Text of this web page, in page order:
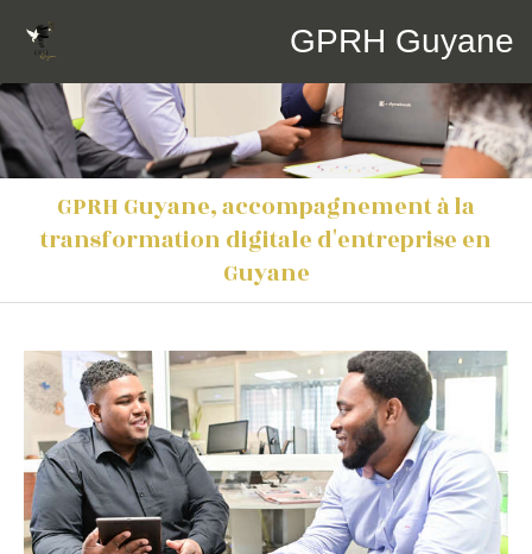
GPRH Guyane
GPRH Guyane, accompagnement à la
transformation digitale d'entreprise en
Guyane